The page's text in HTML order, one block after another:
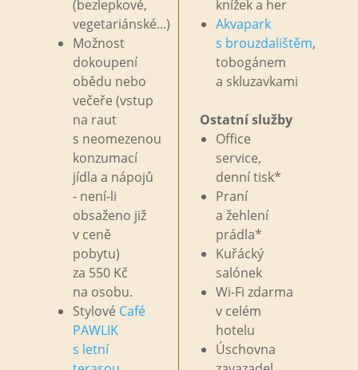
(bezlepkové,
vegetariánské...)
Možnost
dokoupení
obědu nebo
večeře (vstup
na raut
s neomezenou
konzumací
jídla a nápojů
- není-li
obsaženo již
v ceně
pobytu)
za 550 Kč
na osobu.
Stylové Café
PAWLIK
s letní
knížek a her
Akvapark
s brouzdalištěm,
tobogánem
a skluzavkami
Ostatní služby
Office
service,
denní tisk*
Praní
a žehlení
prádla*
Kuřácký
salónek
Wi-Fi zdarma
v celém
hotelu
Úschovna